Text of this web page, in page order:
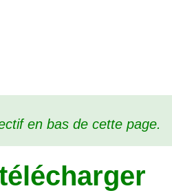
en bas de cette page.